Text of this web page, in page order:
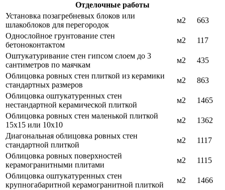
Отделочные работы
Установка позагребневых блоков или
шлакоблоков для перегородок
м2
663
Однослойное грунтование стен
бетоноконтактом
м2
117
Оштукатуривание стен гипсом слоем до 3
сантиметров по маячкам
м2
435
Облицовка ровных стен плиткой из керамики
стандартных размеров
м2
863
Облицовка оштукатуренных стен
нестандартной керамической плиткой
м2
1465
Облицовка ровных стен маленькой плиткой
15х15 или 10х10
м2
1362
Диагональная облицовка ровных стен
стандартной плиткой
м2
1117
Облицовка ровных поверхностей
керамогранитными плитами
м2
1115
Облицовка оштукатуренных стен
крупногабаритной керамогранитной плиткой
м2
1466